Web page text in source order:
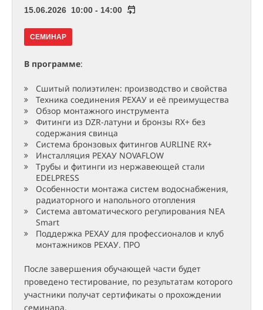
15.06.2026 10:00 - 14:00
СЕМИНАР
В программе:
Сшитый полиэтилен: производство и свойства
Техника соединения РЕХАУ и её преимущества
Обзор монтажного инструмента
Фитинги из DZR-латуни и бронзы RX+ без
содержания свинца
Система бронзовых фитингов AURLINE RX+
Инсталляция РЕХАУ NOVAFLOW
Трубы и фитинги из нержавеющей стали
EDELPRESS
Особенности монтажа систем водоснабжения,
радиаторного и напольного отопления
Система автоматического регулирования NEA
Smart
Поддержка РЕХАУ для профессионалов и клуб
монтажников РЕХАУ. ПРО
После завершения обучающей части будет
проведено тестирование, по результатам которого
участники получат сертификаты о прохождении
семинара.